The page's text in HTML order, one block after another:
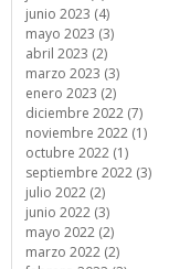
junio 2023 (4)
mayo 2023 (3)
abril 2023 (2)
marzo 2023 (3)
enero 2023 (2)
diciembre 2022 (7)
noviembre 2022 (1)
octubre 2022 (1)
septiembre 2022 (3)
julio 2022 (2)
junio 2022 (3)
mayo 2022 (2)
marzo 2022 (2)